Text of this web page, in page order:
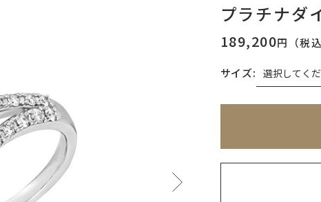
プラチナダ
189,200円（税
サイズ:
刻印を希望する
刻印を希望しない